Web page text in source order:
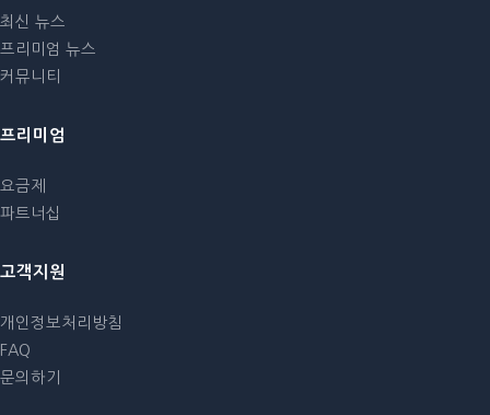
최신 뉴스
프리미엄 뉴스
커뮤니티
프리미엄
요금제
파트너십
고객지원
개인정보처리방침
FAQ
문의하기